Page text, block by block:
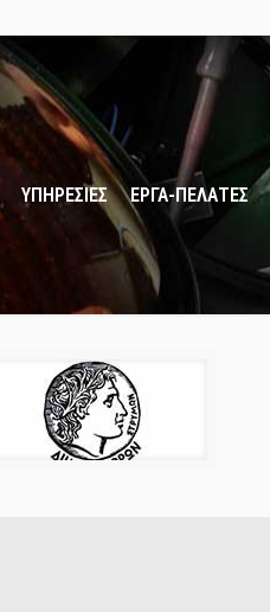
ΥΠΗΡΕΣΙΕΣ ΕΡΓΑ-ΠΕΛΑΤΕΣ